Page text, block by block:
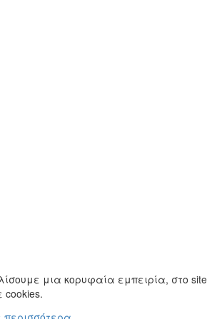
μια κορυφαία εμπειρία, στο site
cookies.